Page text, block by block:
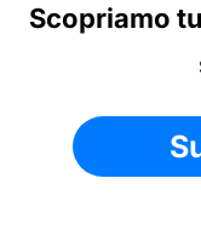
Scopriamo